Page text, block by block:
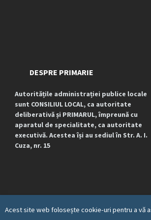
DESPRE PRIMARIE
Autoritățile administrației publice locale
sunt CONSILIUL LOCAL, ca autoritate
deliberativă și PRIMARUL, împreună cu
aparatul de specialitate, ca autoritate
executivă. Acestea își au sediul în Str. A. I.
Cuza, nr. 15
Acest site web folosește cookie-uri pentru a vă